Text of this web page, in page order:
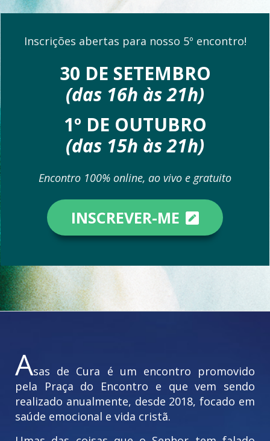
Inscrições abertas para nosso 5º encontro!
30 DE SETEMBRO
(das 16h às 21h)
1º DE OUTUBRO
(das 15h às 21h)
Encontro 100% online, ao vivo e gratuito
INSCREVER-ME
Asas de Cura é um encontro promovido
pela Praça do Encontro e que vem sendo
realizado anualmente, desde 2018, focado em
saúde emocional e vida cristã.